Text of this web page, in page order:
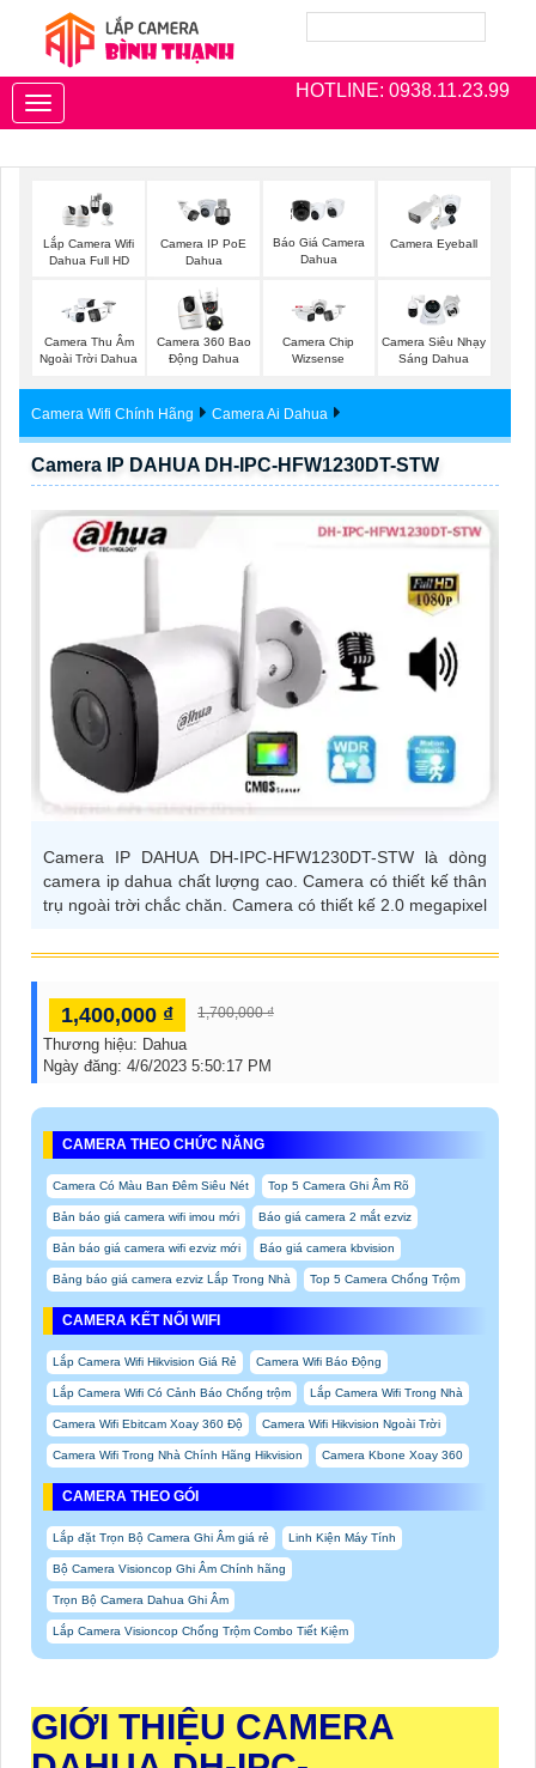
HOTLINE: 0938.11.23.99
Toggle
navigation
Lắp Camera Wifi
Dahua Full HD
Camera IP PoE
Dahua
Báo Giá Camera
Dahua
Camera Eyeball
Camera Thu Âm
Ngoài Trời Dahua
Camera 360 Bao
Động Dahua
Camera Chip
Wizsense
Camera Siêu Nhạy
Sáng Dahua
Camera Wifi Chính Hãng Camera Ai Dahua
Camera IP DAHUA DH-IPC-HFW1230DT-STW
Camera IP DAHUA DH-IPC-HFW1230DT-STW là dòng
camera ip dahua chất lượng cao. Camera có thiết kế thân
trụ ngoài trời chắc chăn. Camera có thiết kế 2.0 megapixel
1,400,000 ₫ 1,700,000 ₫
Thương hiệu: Dahua
Ngày đăng: 4/6/2023 5:50:17 PM
CAMERA THEO CHỨC NĂNG
Camera Có Màu Ban Đêm Siêu Nét Top 5 Camera Ghi Âm Rõ
Bản báo giá camera wifi imou mới Báo giá camera 2 mắt ezviz
Bản báo giá camera wifi ezviz mới Báo giá camera kbvision
Bảng báo giá camera ezviz Lắp Trong Nhà Top 5 Camera Chống Trộm
CAMERA KẾT NỐI WIFI
Lắp Camera Wifi Hikvision Giá Rẻ Camera Wifi Báo Động
Lắp Camera Wifi Có Cảnh Báo Chống trộm Lắp Camera Wifi Trong Nhà
Camera Wifi Ebitcam Xoay 360 Độ Camera Wifi Hikvision Ngoài Trời
Camera Wifi Trong Nhà Chính Hãng Hikvision Camera Kbone Xoay 360
CAMERA THEO GÓI
Lắp đặt Trọn Bộ Camera Ghi Âm giá rẻ Linh Kiện Máy Tính
Bộ Camera Visioncop Ghi Âm Chính hãng
Trọn Bộ Camera Dahua Ghi Âm
Lắp Camera Visioncop Chống Trộm Combo Tiết Kiệm
GIỚI THIỆU CAMERA